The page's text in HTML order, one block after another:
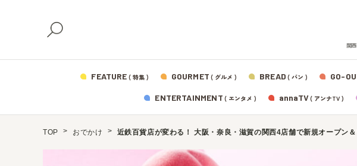
関
FEATURE ( 特集 ) GOURMET ( グルメ ) BREAD ( パン ) GO-
ENTERTAINMENT ( エンタメ ) annaTV( アンナTV )
TOP おでかけ 近鉄百貨店が変わる！ 大阪・奈良・滋賀の関西4店舗で新規オープン